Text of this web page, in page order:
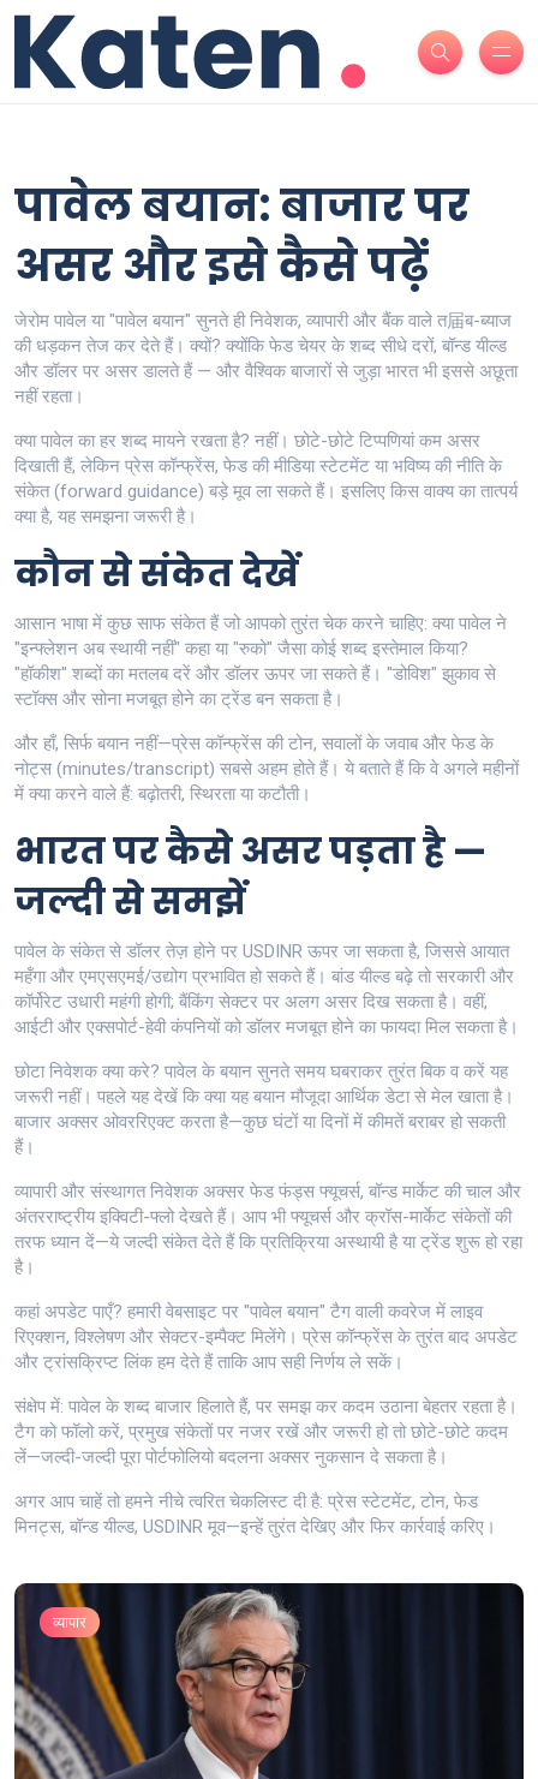
पावेल बयान: बाजार पर
असर और इसे कैसे पढ़ें
जेरोम पावेल या "पावेल बयान" सुनते ही निवेशक, व्यापारी और बैंक वाले त届ब-ब्याज
की धड़कन तेज कर देते हैं। क्यों? क्योंकि फेड चेयर के शब्द सीधे दरों, बॉन्ड यील्ड
और डॉलर पर असर डालते हैं — और वैश्विक बाजारों से जुड़ा भारत भी इससे अछूता
नहीं रहता।
क्या पावेल का हर शब्द मायने रखता है? नहीं। छोटे-छोटे टिप्‍पणियां कम असर
दिखाती हैं, लेकिन प्रेस कॉन्फ्रेंस, फेड की मीडिया स्टेटमेंट या भविष्य की नीति के
संकेत (forward guidance) बड़े मूव ला सकते हैं। इसलिए किस वाक्य का तात्पर्य
क्या है, यह समझना जरूरी है।
कौन से संकेत देखें
आसान भाषा में कुछ साफ संकेत हैं जो आपको तुरंत चेक करने चाहिए: क्या पावेल ने
"इन्फ्लेशन अब स्थायी नहीं" कहा या "रुको" जैसा कोई शब्द इस्तेमाल किया?
"हॉकीश" शब्दों का मतलब दरें और डॉलर ऊपर जा सकते हैं। "डोविश" झुकाव से
स्टॉक्स और सोना मजबूत होने का ट्रेंड बन सकता है।
और हाँ, सिर्फ बयान नहीं—प्रेस कॉन्फ्रेंस की टोन, सवालों के जवाब और फेड के
नोट्स (minutes/transcript) सबसे अहम होते हैं। ये बताते हैं कि वे अगले महीनों
में क्या करने वाले हैं: बढ़ोतरी, स्थिरता या कटौती।
भारत पर कैसे असर पड़ता है —
जल्दी से समझें
पावेल के संकेत से डॉलर तेज़ होने पर USDINR ऊपर जा सकता है, जिससे आयात
महँगा और एमएसएमई/उद्योग प्रभावित हो सकते हैं। बांड यील्ड बढ़े तो सरकारी और
कॉर्पोरेट उधारी महंगी होगी; बैंकिंग सेक्टर पर अलग असर दिख सकता है। वहीं,
आईटी और एक्सपोर्ट-हेवी कंपनियों को डॉलर मजबूत होने का फायदा मिल सकता है।
छोटा निवेशक क्या करे? पावेल के बयान सुनते समय घबराकर तुरंत बिक व करें यह
जरूरी नहीं। पहले यह देखें कि क्या यह बयान मौजूदा आर्थिक डेटा से मेल खाता है।
बाजार अक्सर ओवररिएक्ट करता है—कुछ घंटों या दिनों में कीमतें बराबर हो सकती
हैं।
व्यापारी और संस्थागत निवेशक अक्सर फेड फंड्स फ्यूचर्स, बॉन्ड मार्केट की चाल और
अंतरराष्ट्रीय इक्विटी-फ्लो देखते हैं। आप भी फ्यूचर्स और क्रॉस-मार्केट संकेतों की
तरफ ध्यान दें—ये जल्दी संकेत देते हैं कि प्रतिक्रिया अस्थायी है या ट्रेंड शुरू हो रहा
है।
कहां अपडेट पाएँ? हमारी वेबसाइट पर "पावेल बयान" टैग वाली कवरेज में लाइव
रिएक्शन, विश्लेषण और सेक्टर-इम्पैक्ट मिलेंगे। प्रेस कॉन्फ्रेंस के तुरंत बाद अपडेट
और ट्रांसक्रिप्ट लिंक हम देते हैं ताकि आप सही निर्णय ले सकें।
संक्षेप में: पावेल के शब्द बाजार हिलाते हैं, पर समझ कर कदम उठाना बेहतर रहता है।
टैग को फॉलो करें, प्रमुख संकेतों पर नजर रखें और जरूरी हो तो छोटे-छोटे कदम
लें—जल्दी-जल्दी पूरा पोर्टफोलियो बदलना अक्सर नुकसान दे सकता है।
अगर आप चाहें तो हमने नीचे त्वरित चेकलिस्ट दी है: प्रेस स्टेटमेंट, टोन, फेड
मिनट्स, बॉन्ड यील्ड, USDINR मूव—इन्हें तुरंत देखिए और फिर कार्रवाई करिए।
व्यापार